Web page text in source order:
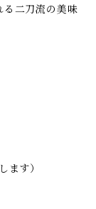
る二刀流の美味
ます）